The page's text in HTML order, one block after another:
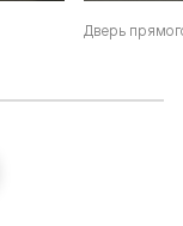
Дверь